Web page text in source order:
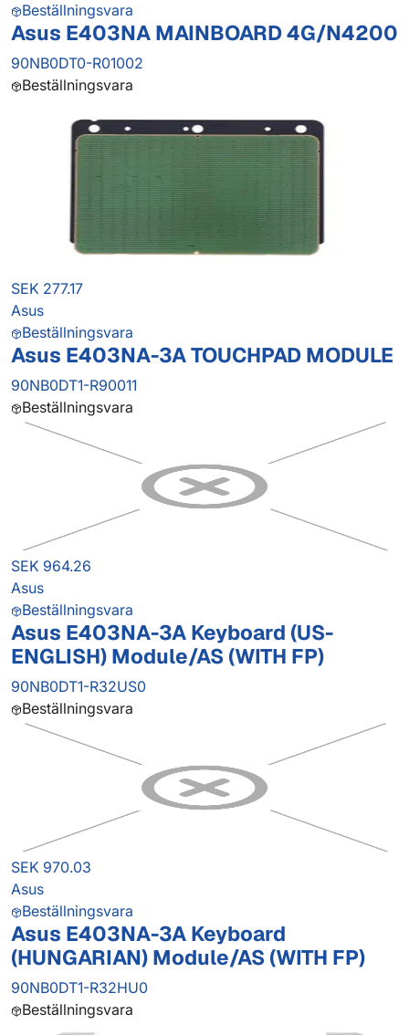
Beställningsvara
Asus E403NA MAINBOARD 4G/N4200
90NB0DT0-R01002
Beställningsvara
SEK 277.17
Asus
Beställningsvara
Asus E403NA-3A TOUCHPAD MODULE
90NB0DT1-R90011
Beställningsvara
SEK 964.26
Asus
Beställningsvara
Asus E403NA-3A Keyboard (US-
ENGLISH) Module/AS (WITH FP)
90NB0DT1-R32US0
Beställningsvara
SEK 970.03
Asus
Beställningsvara
Asus E403NA-3A Keyboard
(HUNGARIAN) Module/AS (WITH FP)
90NB0DT1-R32HU0
Beställningsvara